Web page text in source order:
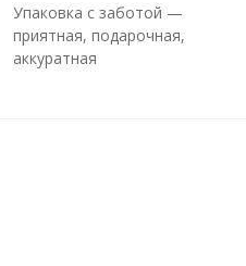
Упаковка с заботой —
приятная, подарочная,
аккуратная